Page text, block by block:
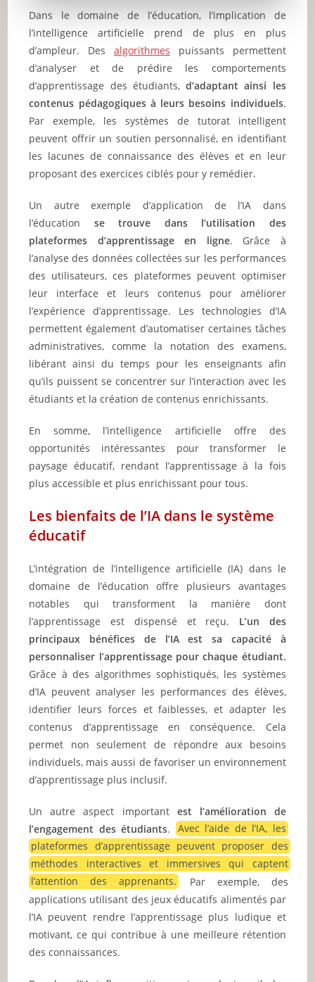
Dans le domaine de l’éducation, l’implication de
l’intelligence artificielle prend de plus en plus
d’ampleur. Des algorithmes puissants permettent
d’analyser et de prédire les comportements
d’apprentissage des étudiants,d’adaptant ainsi les
contenus pédagogiques à leurs besoins individuels.
Par exemple, les systèmes de tutorat intelligent
peuvent offrir un soutien personnalisé, en identifiant
les lacunes de connaissance des élèves et en leur
proposant des exercices ciblés pour y remédier.
Un autre exemple d’application de l’IA dans
l’éducation se trouve dans l’utilisation des
plateformes d’apprentissage en ligne. Grâce à
l’analyse des données collectées sur les performances
des utilisateurs, ces plateformes peuvent optimiser
leur interface et leurs contenus pour améliorer
l’expérience d’apprentissage. Les technologies d’IA
permettent également d’automatiser certaines tâches
administratives, comme la notation des examens,
libérant ainsi du temps pour les enseignants afin
qu’ils puissent se concentrer sur l’interaction avec les
étudiants et la création de contenus enrichissants.
En somme, l’intelligence artificielle offre des
opportunités intéressantes pour transformer le
paysage éducatif, rendant l’apprentissage à la fois
plus accessible et plus enrichissant pour tous.
Les bienfaits de l’IA dans le système
éducatif
L’intégration de l’intelligence artificielle (IA) dans le
domaine de l’éducation offre plusieurs avantages
notables qui transforment la manière dont
l’apprentissage est dispensé et reçu. L’un des
principaux bénéfices de l’IA est sa capacité à
personnaliser l’apprentissage pour chaque étudiant.
Grâce à des algorithmes sophistiqués, les systèmes
d’IA peuvent analyser les performances des élèves,
identifier leurs forces et faiblesses, et adapter les
contenus d’apprentissage en conséquence. Cela
permet non seulement de répondre aux besoins
individuels, mais aussi de favoriser un environnement
d’apprentissage plus inclusif.
Un autre aspect important est l’amélioration de
l’engagement des étudiants.
Avec l’aide de l’IA, les
plateformes d’apprentissage peuvent proposer des
méthodes interactives et immersives qui captent
l’attention des apprenants.Par exemple, des
applications utilisant des jeux éducatifs alimentés par
l’IA peuvent rendre l’apprentissage plus ludique et
motivant, ce qui contribue à une meilleure rétention
des connaissances.